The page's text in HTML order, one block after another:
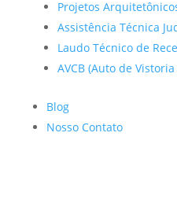
Projetos
Assistência Técnica
Laudo Técnico de
AVCB (Auto de
Blog
Nosso Contato